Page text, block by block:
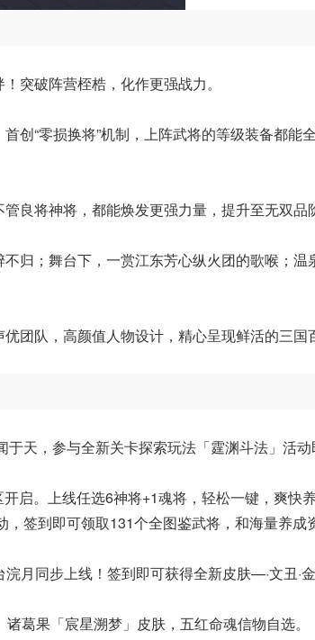
突破阵营桎梏，化作更强战力。
创“零损换将”机制，上阵武将的等级装备都能
良将神将，都能焕发更强力量，提升至无双品
归；舞台下，一赏江东芳心纵火团的歌喉；温
团队，高颜值人物设计，精心呈现鲜活的三国
天，参与全新关卡探索玩法「霆渊斗法」活
启。上线任选6神将+1魂将，轻松一键，爽快养
签到即可领取131个全图鉴武将，和海量养成
月同步上线！签到即可获得全新皮肤—·文丑·
葛果「宸星溯梦」皮肤，五红命魂信物自选。